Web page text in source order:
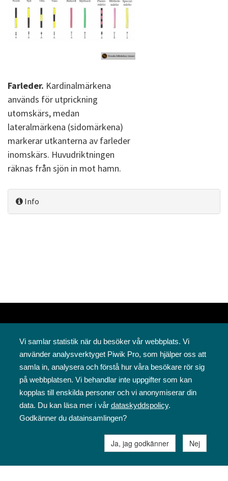
Farleder. Kardinalmärkena
används för utprickning
utomskärs, medan
lateralmärkena (sidomärkena)
markerar utkanterna av farleder
inomskärs. Huvudriktningen
räknas från sjön in mot hamn.
Info
Svenska folkskolans vänner rf
Annegatan 12
00120 Helsingfors
09 6844 570
sfv@sfv.fi
Vi samlar statistik när du besöker vår webbplats. Vi
använder analysverktyget Piwik Pro, som hjälper oss att
samla in, analysera och förstå hur våra besökare rör sig
på webbplatsen. Vi behandlar inte uppgifter som kan
kopplas till enskilda personer och vi anonymiserar din
data. Du kan läsa mer i vår dataskyddspolicy.
Godkänner du datainsamlingen?
Ja, jag godkänner Nej